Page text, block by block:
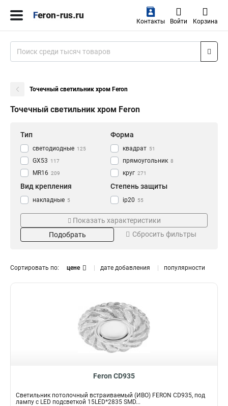
Контакты Войти Корзина
Точечный светильник хром Feron
Точечный светильник хром Feron
Тип
светодиодные 125
GX53 117
MR16 209
Форма
квадрат 51
прямоугольник 8
круг 271
Вид крепления
накладные 5
встраиваемые 337
Степень защиты
ip20 55
Температура К
4000к 114
Мощность Вт
15
белый
золото 20
хром 158
черный 56
Показать характеристики
Подобрать
Сбросить фильтры
Сортировать по: цене дате добавления популярности
Feron CD935
Светильник потолочный встраиваемый (ИВО) FERON CD935, под
лампу с LED подсветкой 15LED*2835 SMD...